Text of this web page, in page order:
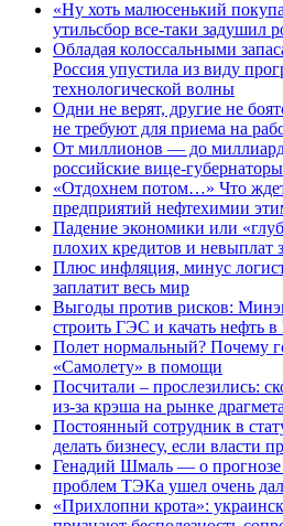
«Ну хоть малюсенький
утильсбор все-таки задушил
Обладая колоссальными
Россия упустила из виду
технологической волны
Одни не верят, другие не
не требуют для приема на
От миллионов — до
российские вице-губернаторы
«Отдохнем потом…» Что
предприятий нефтехимии
Падение экономики или
плохих кредитов и невыплат
Плюс инфляция, минус
заплатит весь мир
Выгоды против рисков:
строить ГЭС и качать нефть
Полет нормальный? Почему
«Самолету» в помощи
Посчитали – прослезились:
из-за крэша на рынке
Постоянный сотрудник в
делать бизнесу, если власти
Генадий Шмаль — о
проблем ТЭКа ушел очень
«Прихлопни крота»: